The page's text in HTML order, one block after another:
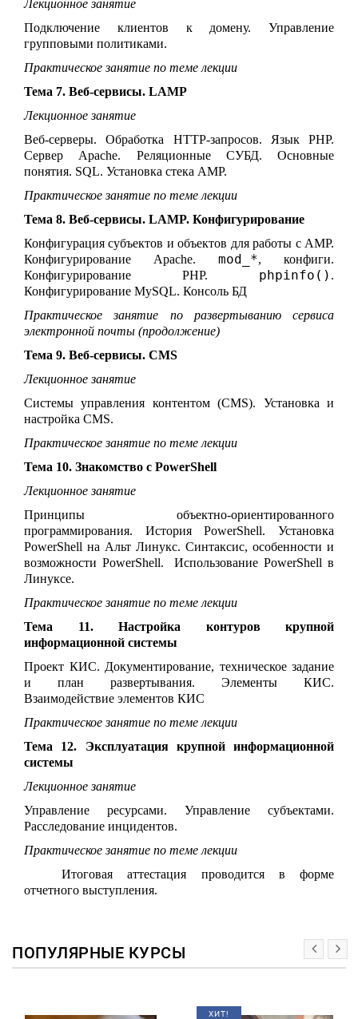
Лекционное занятие
Подключение клиентов к домену. Управление
групповыми политиками.
Практическое занятие по теме лекции
Тема 7. Веб-сервисы. LAMP
Лекционное занятие
Веб-серверы. Обработка HTTP-запросов. Язык PHP.
Сервер Apache. Реляционные СУБД. Основные
понятия. SQL. Установка стека AMP.
Практическое занятие по теме лекции
Тема 8. Веб-сервисы. LAMP. Конфигурирование
Конфигурация субъектов и объектов для работы с AMP.
Конфигурирование Apache. mod_*, конфиги.
Конфигурирование PHP. phpinfo() .
Конфигурирование MySQL. Консоль БД
Практическое занятие по развертыванию сервиса
электронной почты (продолжение)
Тема 9. Веб-сервисы. CMS
Лекционное занятие
Системы управления контентом (CMS). Установка и
настройка CMS.
Практическое занятие по теме лекции
Тема 10. Знакомство с PowerShell
Лекционное занятие
Принципы объектно-ориентированного
программирования. История PowerShell. Установка
PowerShell на Альт Линукс. Синтаксис, особенности и
возможности PowerShell. Использование PowerShell в
Линуксе.
Практическое занятие по теме лекции
Тема 11. Настройка контуров крупной
информационной системы
Проект КИС. Документирование, техническое задание
и план развертывания. Элементы КИС.
Взаимодействие элементов КИС
Практическое занятие по теме лекции
Тема 12. Эксплуатация крупной информационной
системы
Лекционное занятие
Управление ресурсами. Управление субъектами.
Расследование инцидентов.
Практическое занятие по теме лекции
Итоговая аттестация проводится в форме
отчетного выступления.
ПОПУЛЯРНЫЕ КУРСЫ
ХИТ!